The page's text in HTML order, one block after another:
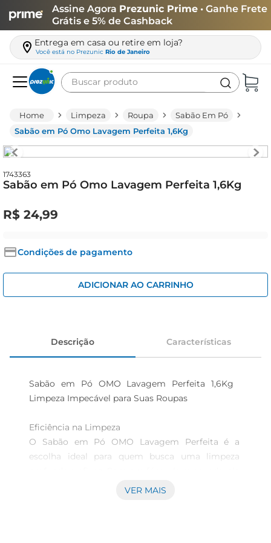
Assine Agora Prezunic Prime • Ganhe Frete
Grátis e 5% de Cashback
Entrega em casa ou retire em loja?
Você está no Prezunic Rio de Janeiro
Buscar produto
Limpeza Roupa
Sabão Em Pó
Sabão em Pó Omo Lavagem Perfeita 1,6Kg
1743363
Sabão em Pó Omo Lavagem Perfeita 1,6Kg
R$ 24,99
Condições de pagamento
ADICIONAR AO CARRINHO
Descrição Características
Sabão em Pó OMO Lavagem Perfeita 1,6Kg
Limpeza Impecável para Suas Roupas
Eficiência na Limpeza
O Sabão em Pó OMO Lavagem Perfeita é a
escolha ideal para quem busca uma limpeza
remove as manchas mais difíceis,garantindo que
VER MAIS
leite
queijo
biscoito
arroz
iogurte